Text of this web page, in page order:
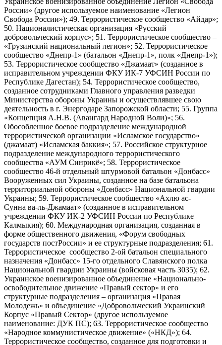
России» (другое используемое наименование «Легион
Свобода России»); 49. Террористическое сообщество «Айдар»;
50. Националистическая организация «Русский
добровольческий корпус»; 51. Террористическое сообщество –
«Грузинский национальный легион»; 52. Террористическое
сообщество «Днепр-1» (батальон «Днепр-1», полк «Днепр-1»);
53. Террористическое сообщество «Джамаат» (созданное в
исправительном учреждении ФКУ ИК-7 УФСИН России по
Республике Дагестан); 54. Террористическое сообщество,
созданное сотрудниками Главного управления разведки
Министерства обороны Украины и осуществлявшее свою
деятельность в г. Энергодаре Запорожской области; 55. Группа
«Концепция А.Н.В. (Авангард Народной Воли)»; 56.
Обособленное боевое подразделение международной
террористической организации «Исламское государство»
(джамаат) «Исламская баккия»; 57. Российское структурное
подразделение международного террористического
сообщества «АУМ Синрикё»; 58. Террористическое
сообщество 46-й отдельный штурмовой батальон «Донбасс»
Вооруженных сил Украины, созданное на базе батальона
территориальной обороны «Донбасс» Национальной гвардии
Украины; 59. Террористическое сообщество «Ахлю ас-
Сунна ва-ль-Джамаат» (созданное в исправительном
учреждении ФКУ ИК-2 УФСИН России по Республике
Калмыкия); 60. Международная организация, созданная в
форме общественного движения, «Форум свободных
государств постРоссии» и ее структурные подразделения; 61.
Террористическое сообщество 2-ой батальон специального
назначения «Донбасс» 15-го отдельного Славянского полка
Национальной гвардии Украины (войсковая часть 3035); 62.
Украинское военизированное объединение «Национально-
освободительное движение «Правый сектор» и его
структурные подразделения – организация «Правая
Молодежь» и объединение «Добровольческий Украинский
Корпус «Правый Сектор» (другое используемое
наименование: ДУК ПС); 63. Террористическое сообщество
«Народное коммунистическое движение» («НКД»); 64.
Террористическое сообщество, созданное для подготовки и